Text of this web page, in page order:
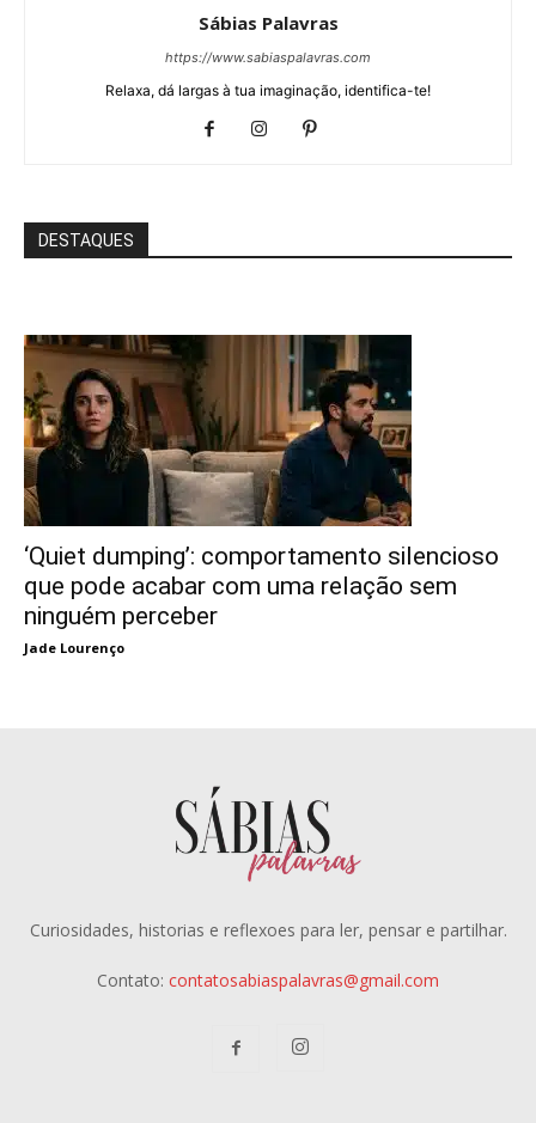
Sábias Palavras
https://www.sabiaspalavras.com
Relaxa, dá largas à tua imaginação, identifica-te!
DESTAQUES
‘Quiet dumping’: comportamento silencioso
que pode acabar com uma relação sem
ninguém perceber
Jade Lourenço
Curiosidades, historias e reflexoes para ler, pensar e partilhar.
Contato: contatosabiaspalavras@gmail.com